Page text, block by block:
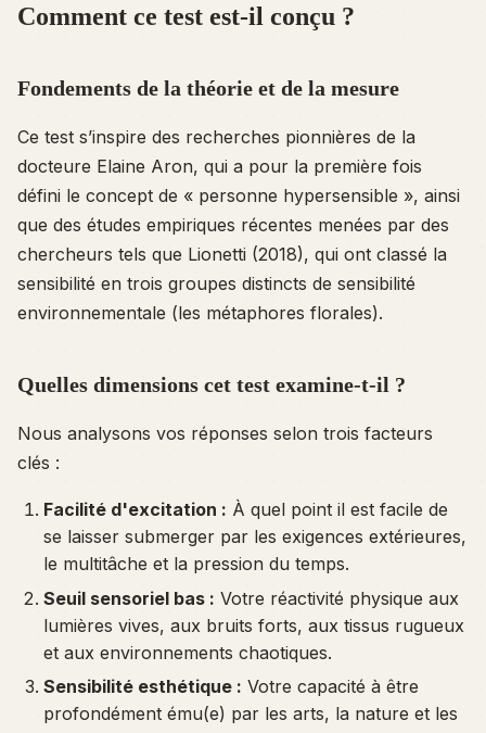
Comment ce test est-il conçu ?
Fondements de la théorie et de la mesure
Ce test s’inspire des recherches pionnières de la
docteure Elaine Aron, qui a pour la première fois
défini le concept de « personne hypersensible », ainsi
que des études empiriques récentes menées par des
chercheurs tels que Lionetti (2018), qui ont classé la
sensibilité en trois groupes distincts de sensibilité
environnementale (les métaphores florales).
Quelles dimensions cet test examine-t-il ?
Nous analysons vos réponses selon trois facteurs
clés :
Facilité d'excitation : À quel point il est facile de
se laisser submerger par les exigences extérieures,
le multitâche et la pression du temps.
Seuil sensoriel bas : Votre réactivité physique aux
lumières vives, aux bruits forts, aux tissus rugueux
et aux environnements chaotiques.
Sensibilité esthétique : Votre capacité à être
profondément ému(e) par les arts, la nature et les